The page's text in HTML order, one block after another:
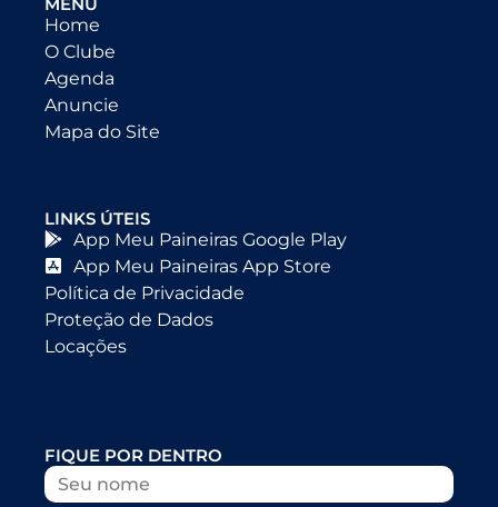
Home
O Clube
Agenda
Anuncie
Mapa do Site
LINKS ÚTEIS
App Meu Paineiras Google Play
App Meu Paineiras App Store
Política de Privacidade
Proteção de Dados
Locações
FIQUE POR DENTRO